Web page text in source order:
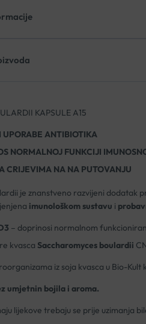
KAPSULE A15
UPORABE ANTIBIOTIKA
NORMALNOJ FUNKCIJI
CRIJEVIMA NA NA PUTOVANJU
je znanstveno razvijeni dodatak
imunološkom sustavu i
– doprinosi normalnom
kvasca Saccharomyces boulardii
iz soja kvasca u Bio-Kult
umjetnin bojila i aroma.
lijekove trebaju se prije uzimanja